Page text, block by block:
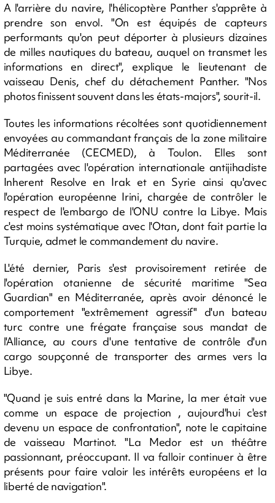
A l'arrière du navire, l'hélicoptère Panther s'apprête à
prendre son envol. "On est équipés de capteurs
performants qu'on peut déporter à plusieurs dizaines
de milles nautiques du bateau, auquel on transmet les
informations en direct", explique le lieutenant de
vaisseau Denis, chef du détachement Panther. "Nos
photos finissent souvent dans les états-majors", sourit-il.
Toutes les informations récoltées sont quotidiennement
envoyées au commandant français de la zone militaire
Méditerranée (CECMED), à Toulon. Elles sont
partagées avec l'opération internationale antijihadiste
Inherent Resolve en Irak et en Syrie ainsi qu'avec
l'opération européenne Irini, chargée de contrôler le
respect de l'embargo de l'ONU contre la Libye. Mais
c'est moins systématique avec l'Otan, dont fait partie la
Turquie, admet le commandement du navire.
L'été dernier, Paris s'est provisoirement retirée de
l'opération otanienne de sécurité maritime "Sea
Guardian" en Méditerranée, après avoir dénoncé le
comportement "extrêmement agressif" d'un bateau
turc contre une frégate française sous mandat de
l'Alliance, au cours d'une tentative de contrôle d'un
cargo soupçonné de transporter des armes vers la
Libye.
"Quand je suis entré dans la Marine, la mer était vue
comme un espace de projection , aujourd'hui c'est
devenu un espace de confrontation", note le capitaine
de vaisseau Martinot. "La Medor est un théâtre
passionnant, préoccupant. Il va falloir continuer à être
présents pour faire valoir les intérêts européens et la
liberté de navigation".